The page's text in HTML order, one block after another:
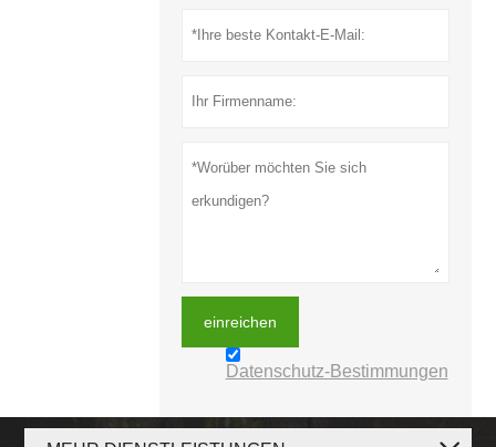
einreichen
Datenschutz-Bestimmungen